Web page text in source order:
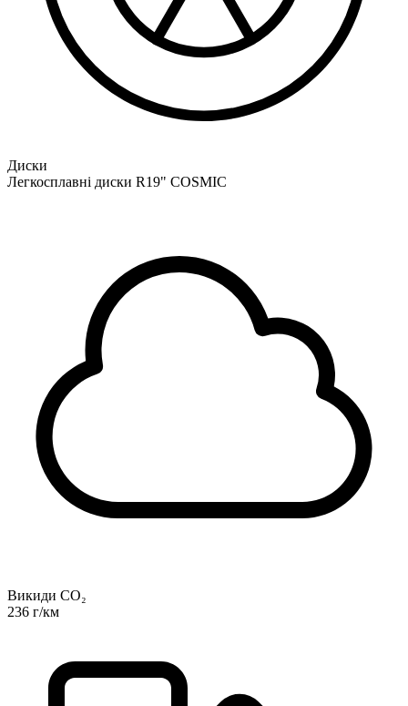
Диски
Легкосплавні диски R19" COSMIC
Викиди CO₂
236 г/км